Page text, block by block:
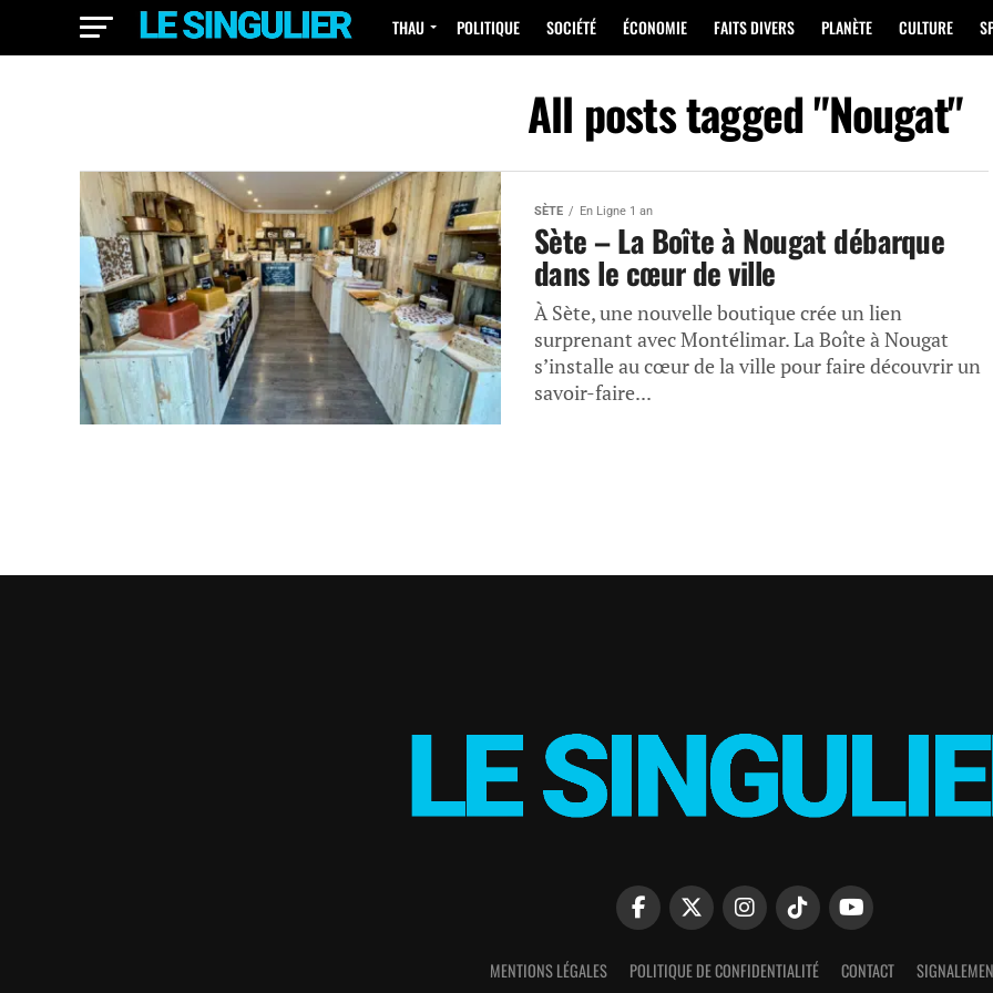
THAU POLITIQUE SOCIÉTÉ ÉCONOMIE FAITS DIVERS PLANÈTE CULTURE
All posts tagged "Nougat"
SÈTE En Ligne 1 an
Sète – La Boîte à Nougat débarque
dans le cœur de ville
À Sète, une nouvelle boutique crée un lien
surprenant avec Montélimar. La Boîte à Nougat
s’installe au cœur de la ville pour faire découvrir un
savoir-faire...
MENTIONS LÉGALES POLITIQUE DE CONFIDENTIALITÉ CONTACT